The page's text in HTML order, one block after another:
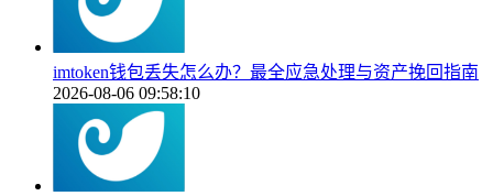
imtoken钱包丢失怎么办？最全应急处理与资产挽回指南
2026-08-06 09:58:10